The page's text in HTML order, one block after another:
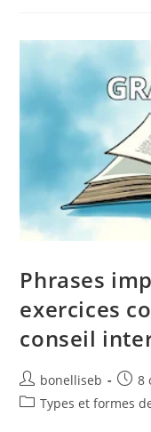
Phrases
exercices
conseil
bonelliseb
8
Types et formes